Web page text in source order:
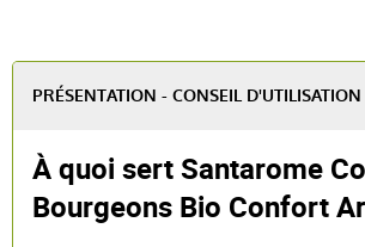
PRÉSENTATION - CONSEIL
À quoi sert Santarome
Bourgeons Bio Confort